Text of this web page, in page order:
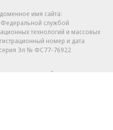
имя сайта:
службой
технологий и массовых
номер и дата
Эл № ФС77-76922
компаний, материалы